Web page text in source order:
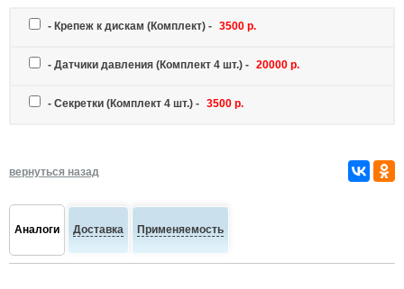
- Крепеж к дискам (Комплект) - 3500 р.
- Датчики давления (Комплект 4 шт.) - 20000 р.
- Секретки (Комплект 4 шт.) - 3500 р.
вернуться назад
Аналоги Доставка Применяемость